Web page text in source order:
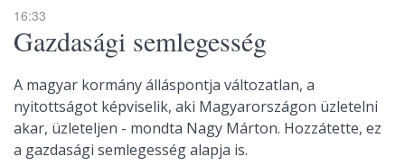
16:33
Gazdasági semlegesség
A magyar kormány álláspontja változatlan, a
nyitottságot képviselik, aki Magyarországon üzletelni
akar, üzleteljen - mondta Nagy Márton. Hozzátette, ez
a gazdasági semlegesség alapja is.